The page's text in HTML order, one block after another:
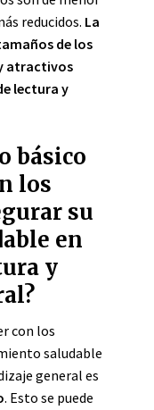
reducidos. La
de los
atractivos
lectura y
básico
los
su
en
y
con los
saludable
general es
. Esto se puede